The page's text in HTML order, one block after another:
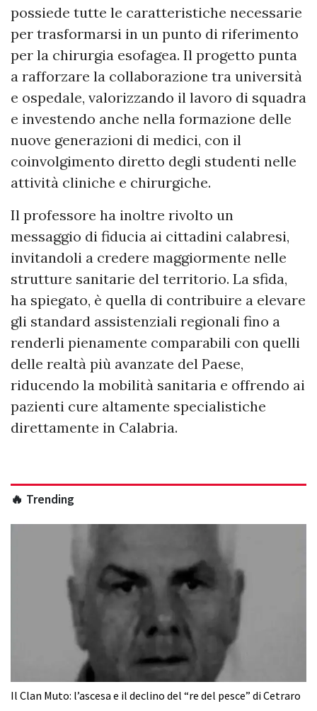
possiede tutte le caratteristiche necessarie
per trasformarsi in un punto di riferimento
per la chirurgia esofagea. Il progetto punta
a rafforzare la collaborazione tra università
e ospedale, valorizzando il lavoro di squadra
e investendo anche nella formazione delle
nuove generazioni di medici, con il
coinvolgimento diretto degli studenti nelle
attività cliniche e chirurgiche.
Il professore ha inoltre rivolto un
messaggio di fiducia ai cittadini calabresi,
invitandoli a credere maggiormente nelle
strutture sanitarie del territorio. La sfida,
ha spiegato, è quella di contribuire a elevare
gli standard assistenziali regionali fino a
renderli pienamente comparabili con quelli
delle realtà più avanzate del Paese,
riducendo la mobilità sanitaria e offrendo ai
pazienti cure altamente specialistiche
direttamente in Calabria.
🔥 Trending
Il Clan Muto: l’ascesa e il declino del “re del pesce” di Cetraro